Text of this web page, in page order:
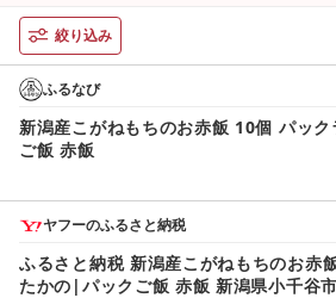
絞り込み
ふるなび
新潟産こがねもちのお赤飯 10個 パッ
ご飯 赤飯
ヤフーのふるさと納税
ふるさと納税 新潟産こがねもちのお赤
たかの|パックご飯 赤飯 新潟県小千谷市